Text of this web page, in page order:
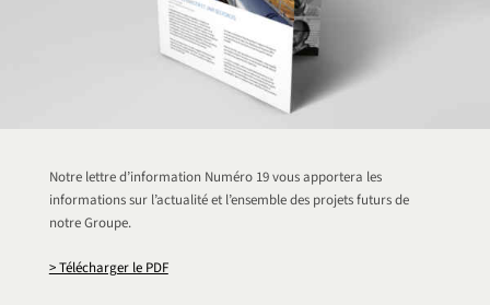
Notre lettre d’information Numéro 19 vous apportera les
informations sur l’actualité et l’ensemble des projets futurs de
notre Groupe.
> Télécharger le PDF